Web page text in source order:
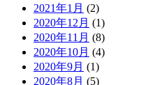
2021年1月 (2)
2020年12月 (1)
2020年11月 (8)
2020年10月 (4)
2020年9月 (1)
2020年8月 (5)